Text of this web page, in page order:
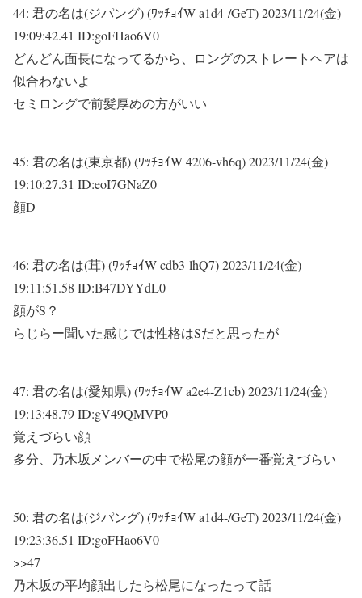
44: 君の名は(ジパング) (ﾜｯﾁｮｲW a1d4-/GeT)2023/11/24(金)
19:09:42.41 ID:goFHao6V0
どんどん面長になってるから、ロングのストレートヘアは
似合わないよ
セミロングで前髪厚めの方がいい
45: 君の名は(東京都) (ﾜｯﾁｮｲW 4206-vh6q)2023/11/24(金)
19:10:27.31 ID:eoI7GNaZ0
顔D
46: 君の名は(茸) (ﾜｯﾁｮｲW cdb3-lhQ7)2023/11/24(金)
19:11:51.58 ID:B47DYYdL0
顔がS？
らじらー聞いた感じでは性格はSだと思ったが
47: 君の名は(愛知県) (ﾜｯﾁｮｲW a2e4-Z1cb)2023/11/24(金)
19:13:48.79 ID:gV49QMVP0
覚えづらい顔
多分、乃木坂メンバーの中で松尾の顔が一番覚えづらい
50: 君の名は(ジパング) (ﾜｯﾁｮｲW a1d4-/GeT)2023/11/24(金)
19:23:36.51 ID:goFHao6V0
>>47
乃木坂の平均顔出したら松尾になったって話